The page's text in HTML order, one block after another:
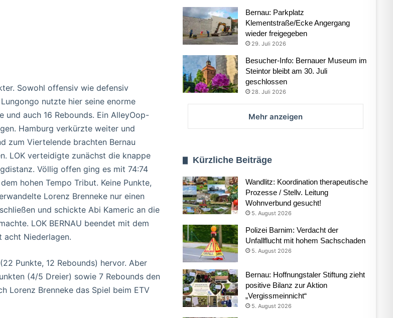
Sowohl offensiv wie defensiv
nutzte hier seine enorme
und auch 16 Rebounds. Ein AlleyOop-
Hamburg verkürzte weiter und
zum Viertelende brachten Bernau
LOK verteidigte zunächst die knappe
Völlig offen ging es mit 74:74
hohen Tempo Tribut. Keine Punkte,
Lorenz Brenneke nur einen
und schickte Abi Kameric an die
LOK BERNAU beendet mit dem
acht Niederlagen.
Punkte, 12 Rebounds) hervor. Aber
(4/5 Dreier) sowie 7 Rebounds den
Lorenz Brenneke das Spiel beim ETV
Bernau: Parkplatz
Klementstraße/Ecke Angergang
wieder freigegeben
29. Juli 2026
Besucher-Info: Bernauer Museum im
Steintor bleibt am 30. Juli
geschlossen
28. Juli 2026
Mehr anzeigen
Kürzliche Beiträge
Wandlitz: Koordination therapeutische
Prozesse / Stellv. Leitung
Wohnverbund gesucht!
5. August 2026
Polizei Barnim: Verdacht der
Unfallflucht mit hohem Sachschaden
5. August 2026
Bernau: Hoffnungstaler Stiftung zieht
positive Bilanz zur Aktion
„Vergissmeinnicht“
5. August 2026